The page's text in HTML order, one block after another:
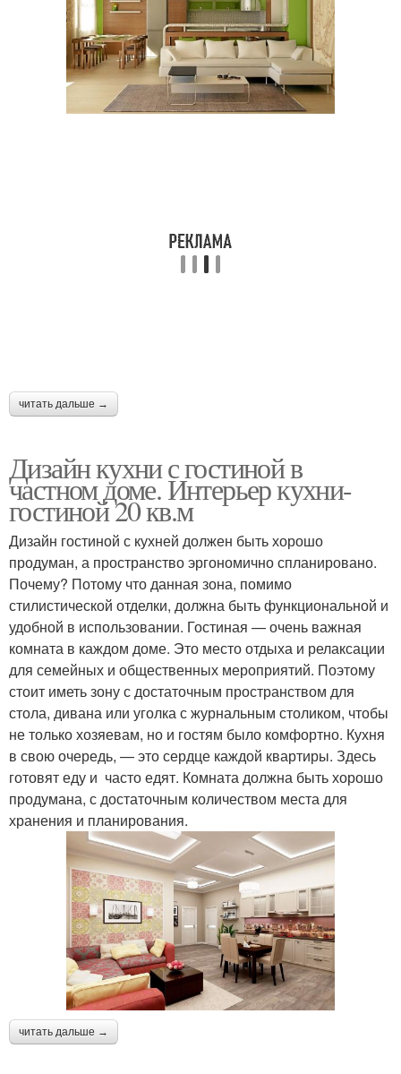
читать дальше →
Дизайн кухни с гостиной в
частном доме. Интерьер кухни-
гостиной 20 кв.м
Дизайн гостиной с кухней должен быть хорошо
продуман, а пространство эргономично спланировано.
Почему? Потому что данная зона, помимо
стилистической отделки, должна быть функциональной и
удобной в использовании. Гостиная — очень важная
комната в каждом доме. Это место отдыха и релаксации
для семейных и общественных мероприятий. Поэтому
стоит иметь зону с достаточным пространством для
стола, дивана или уголка с журнальным столиком, чтобы
не только хозяевам, но и гостям было комфортно. Кухня
в свою очередь, — это сердце каждой квартиры. Здесь
готовят еду и часто едят. Комната должна быть хорошо
продумана, с достаточным количеством места для
хранения и планирования.
читать дальше →